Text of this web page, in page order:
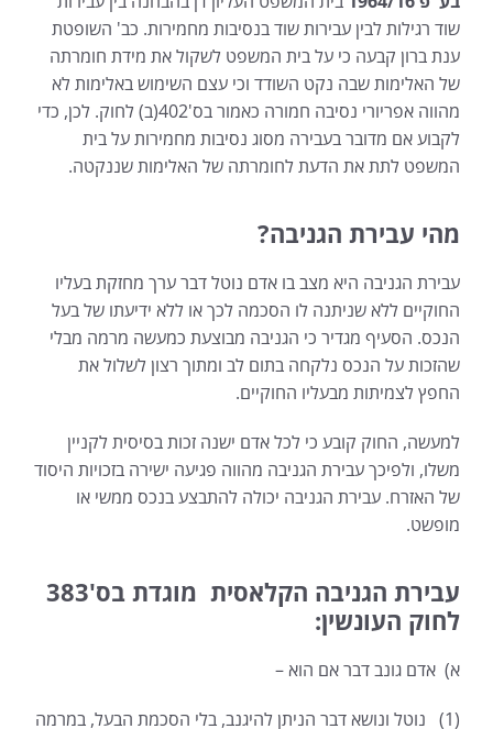
שוד רגילות לבין עבירות שוד בנסיבות מחמירות. כב' השופטת
ענת ברון קבעה כי על בית המשפט לשקול את מידת חומרתה
של האלימות שבה נקט השודד וכי עצם השימוש באלימות לא
מהווה אפריורי נסיבה חמורה כאמור בס'402(ב) לחוק. לכן, כדי
לקבוע אם מדובר בעבירה מסוג נסיבות מחמירות על בית
המשפט לתת את הדעת לחומרתה של האלימות שננקטה.
מהי עבירת הגניבה?
עבירת הגניבה היא מצב בו אדם נוטל דבר ערך מחזקת בעליו
החוקיים ללא שניתנה לו הסכמה לכך או ללא ידיעתו של בעל
הנכס. הסעיף מגדיר כי הגניבה מבוצעת כמעשה מרמה מבלי
שהזכות על הנכס נלקחה בתום לב ומתוך רצון לשלול את
החפץ לצמיתות מבעליו החוקיים.
למעשה, החוק קובע כי לכל אדם ישנה זכות בסיסית לקניין
משלו, ולפיכך עבירת הגניבה מהווה פגיעה ישירה בזכויות היסוד
של האזרח. עבירת הגניבה יכולה להתבצע בנכס ממשי או
מופשט.
עבירת הגניבה הקלאסית מוגדת בס'383
לחוק העונשין:
א) אדם גונב דבר אם הוא –
(1) נוטל ונושא דבר הניתן להיגנב, בלי הסכמת הבעל, במרמה